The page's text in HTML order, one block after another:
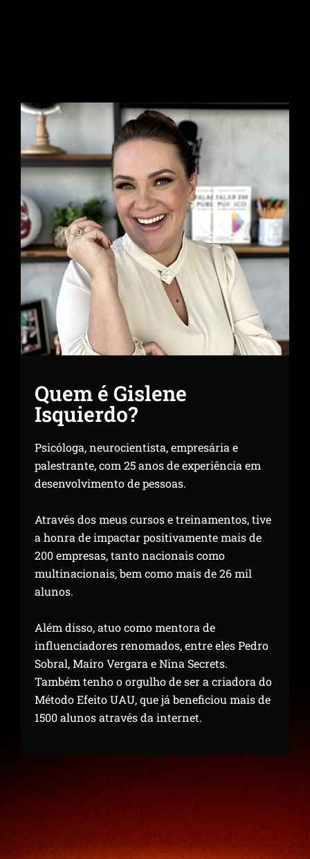
Quem é Gislene
Isquierdo?
Psicóloga, neurocientista, empresária e
palestrante, com 25 anos de experiência em
desenvolvimento de pessoas.
Através dos meus cursos e treinamentos, tive
a honra de impactar positivamente mais de
200 empresas, tanto nacionais como
multinacionais, bem como mais de 26 mil
alunos.
Além disso, atuo como mentora de
influenciadores renomados, entre eles Pedro
Sobral, Mairo Vergara e Nina Secrets.
Também tenho o orgulho de ser a criadora do
Método Efeito UAU, que já beneficiou mais de
1500 alunos através da internet.